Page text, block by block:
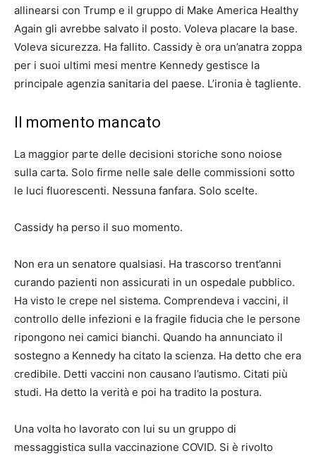
allinearsi con Trump e il gruppo di Make America Healthy
Again gli avrebbe salvato il posto. Voleva placare la base.
Voleva sicurezza. Ha fallito. Cassidy è ora un’anatra zoppa
per i suoi ultimi mesi mentre Kennedy gestisce la
principale agenzia sanitaria del paese. L’ironia è tagliente.
Il momento mancato
La maggior parte delle decisioni storiche sono noiose
sulla carta. Solo firme nelle sale delle commissioni sotto
le luci fluorescenti. Nessuna fanfara. Solo scelte.
Cassidy ha perso il suo momento.
Non era un senatore qualsiasi. Ha trascorso trent’anni
curando pazienti non assicurati in un ospedale pubblico.
Ha visto le crepe nel sistema. Comprendeva i vaccini, il
controllo delle infezioni e la fragile fiducia che le persone
ripongono nei camici bianchi. Quando ha annunciato il
sostegno a Kennedy ha citato la scienza. Ha detto che era
credibile. Detti vaccini non causano l’autismo. Citati più
studi. Ha detto la verità e poi ha tradito la postura.
Una volta ho lavorato con lui su un gruppo di
messaggistica sulla vaccinazione COVID. Si è rivolto